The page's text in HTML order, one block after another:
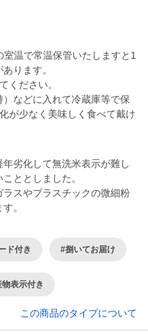
温で常温保管いたしますと1
ります。
ください。
などに入れて冷蔵庫等で保
が少なく美味しく食べて戴け
劣化して無洗米表示が難し
ととしました。
スやプラスチックの微細粉
。
ド付き #捌いてお届け
表示付き
この商品のタイプについて